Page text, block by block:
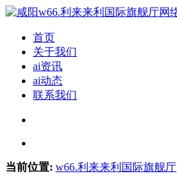
首页
关于我们
ai资讯
ai动态
联系我们
当前位置: w66.利来来利国际旗舰厅